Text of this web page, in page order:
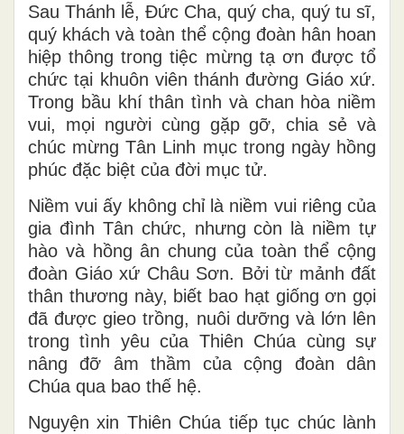
Sau Thánh lễ, Đức Cha, quý cha, quý tu sĩ,
quý khách và toàn thể cộng đoàn hân hoan
hiệp thông trong tiệc mừng tạ ơn được tổ
chức tại khuôn viên thánh đường Giáo xứ.
Trong bầu khí thân tình và chan hòa niềm
vui, mọi người cùng gặp gỡ, chia sẻ và
chúc mừng Tân Linh mục trong ngày hồng
phúc đặc biệt của đời mục tử.
Niềm vui ấy không chỉ là niềm vui riêng của
gia đình Tân chức, nhưng còn là niềm tự
hào và hồng ân chung của toàn thể cộng
đoàn Giáo xứ Châu Sơn. Bởi từ mảnh đất
thân thương này, biết bao hạt giống ơn gọi
đã được gieo trồng, nuôi dưỡng và lớn lên
trong tình yêu của Thiên Chúa cùng sự
nâng đỡ âm thầm của cộng đoàn dân
Chúa qua bao thế hệ.
Nguyện xin Thiên Chúa tiếp tục chúc lành